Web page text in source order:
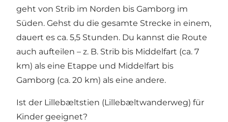
geht von Strib im Norden bis Gamborg im
Süden. Gehst du die gesamte Strecke in einem,
dauert es ca. 5,5 Stunden. Du kannst die Route
auch aufteilen – z. B. Strib bis Middelfart (ca. 7
km) als eine Etappe und Middelfart bis
Gamborg (ca. 20 km) als eine andere.
Ist der Lillebæltstien (Lillebæltwanderweg) für
Kinder geeignet?